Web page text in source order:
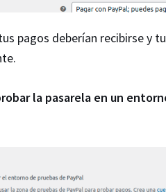
pagos deberían recibirse y
la pasarela en un